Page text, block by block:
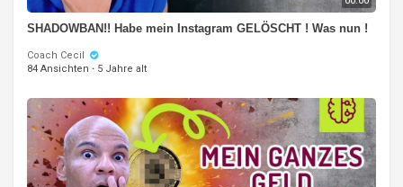
SHADOWBAN!! Habe mein Instagram GELÖSCHT ! Was nun !
Coach Cecil
84 Ansichten · 5 Jahre alt